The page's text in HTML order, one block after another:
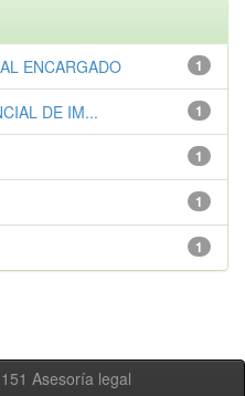
1
ENCARGADO
1
DE IM...
1
1
1
151 Asesoría legal